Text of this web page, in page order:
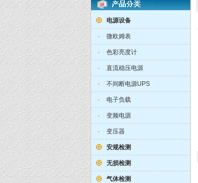
电源设备
· 微欧姆表
· 色彩亮度计
· 直流稳压电源
· 不间断电源UPS
· 电子负载
· 变频电源
· 变压器
安规检测
无损检测
气体检测